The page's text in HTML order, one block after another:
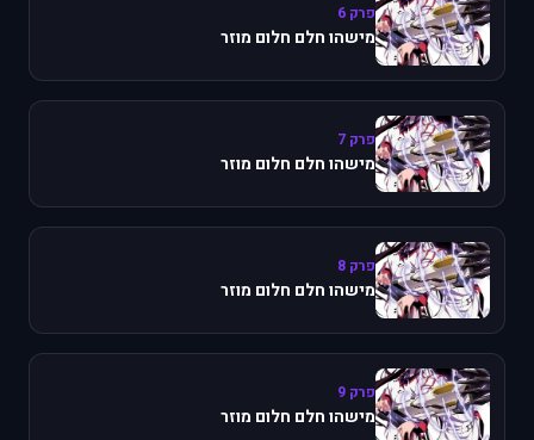
פרק 6
מישהו חלם חלום מוזר
פרק 7
מישהו חלם חלום מוזר
פרק 8
מישהו חלם חלום מוזר
פרק 9
מישהו חלם חלום מוזר